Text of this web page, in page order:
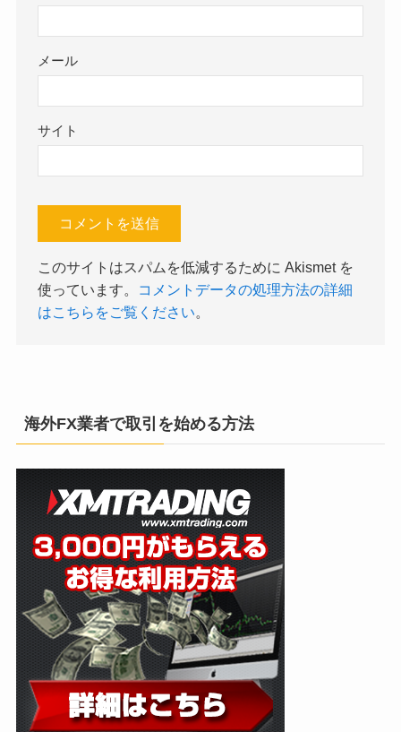
メール
サイト
このサイトはスパムを低減するために Akismet を
使っています。
コメントデータの処理方法の詳細
はこちらをご覧ください。
海外FX業者で取引を始める方法